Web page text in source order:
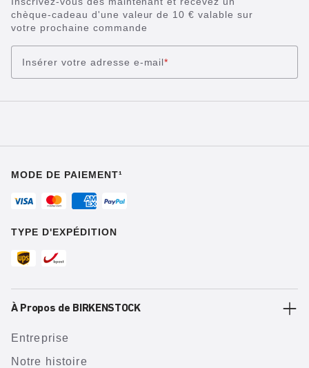
chèque-cadeau d'une valeur de 10 € valable sur
votre prochaine commande
Insérer votre adresse e-mail*
MODE DE PAIEMENT¹
TYPE D'EXPÉDITION
À Propos de BIRKENSTOCK
Entreprise
Notre histoire